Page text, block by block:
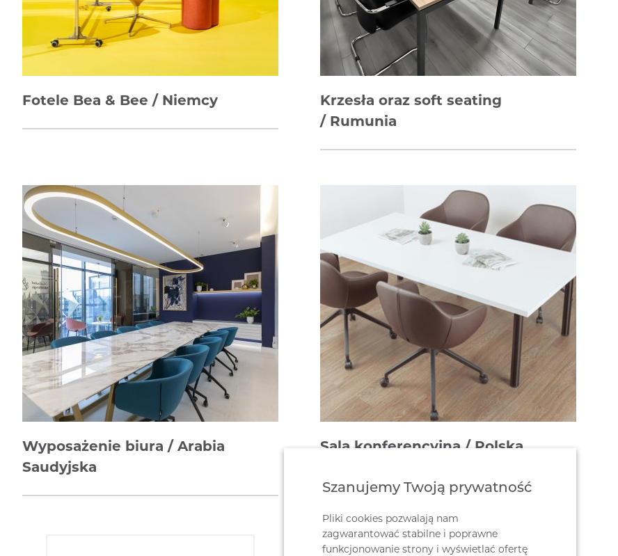
Fotele Bea & Bee / Niemcy
Krzesła oraz soft seating
/ Rumunia
Wyposażenie biura / Arabia
Saudyjska
Sala konferencyjna / Polska
Szanujemy Twoją prywatność
Pliki cookies pozwalają nam
zagwarantować stabilne i poprawne
funkcjonowanie strony i wyświetlać ofertę